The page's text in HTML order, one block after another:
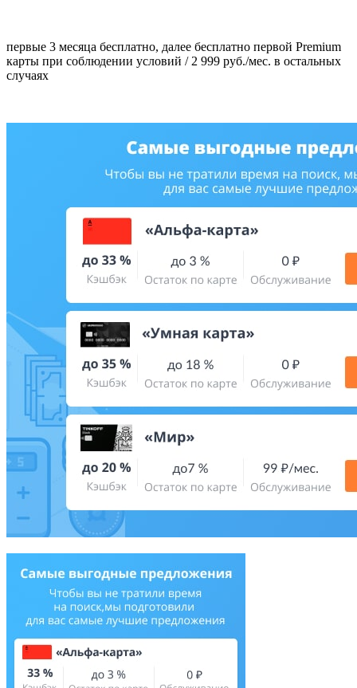
первые 3 месяца бесплатно, далее бесплатно первой Premium
карты при соблюдении условий / 2 999 руб./мес. в остальных
случаях